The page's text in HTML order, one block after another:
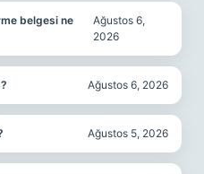
belgesi ne
Ağustos 6,
2026
Ağustos 6, 2026
Ağustos 5, 2026